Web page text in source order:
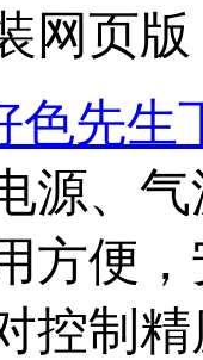
页版
色先
、
方便
控制精